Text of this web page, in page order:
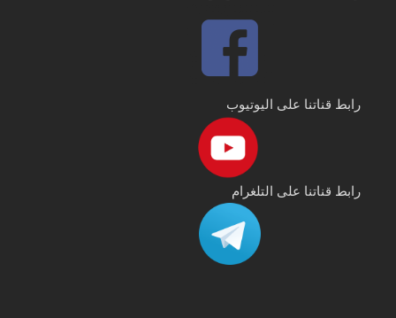
رابط قناتنا على اليوتيوب
رابط قناتنا على التلغرام